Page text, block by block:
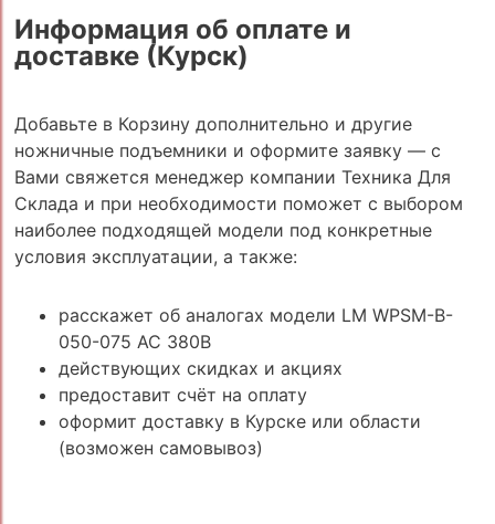
Информация об оплате и
доставке (Курск)
Добавьте в Корзину дополнительно и другие
ножничные подъемники и оформите заявку — с
Вами свяжется менеджер компании Техника Для
Склада и при необходимости поможет с выбором
наиболее подходящей модели под конкретные
условия эксплуатации, а также:
расскажет об аналогах модели LM WPSM-B-
050-075 AC 380В
действующих скидках и акциях
предоставит счёт на оплату
оформит доставку в Курске или области
(возможен самовывоз)